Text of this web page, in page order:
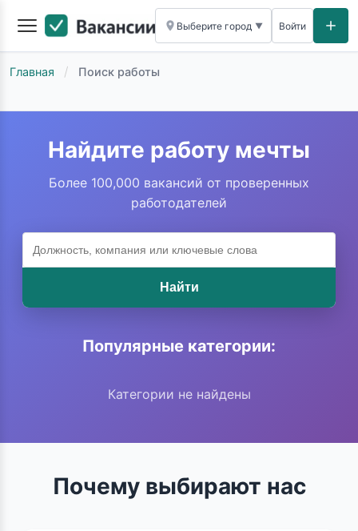
Выберите город ▼ Войти
Главная / Поиск работы
Найдите работу мечты
Более 100,000 вакансий от проверенных
работодателей
Найти
Популярные категории:
Категории не найдены
Почему выбирают нас